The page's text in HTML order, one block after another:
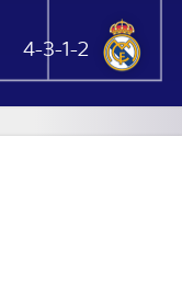
Real Madrid
4-3-1-2